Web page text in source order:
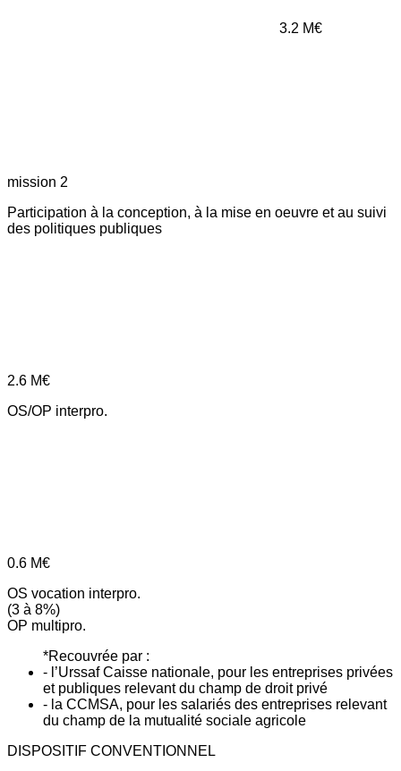
3.2 M€
mission 2
Participation à la conception, à la mise en oeuvre et au suivi
des politiques publiques
2.6 M€
OS/OP interpro.
0.6 M€
OS vocation interpro.
(3 à 8%)
OP multipro.
*Recouvrée par :
- l’Urssaf Caisse nationale, pour les entreprises privées
et publiques relevant du champ de droit privé
- la CCMSA, pour les salariés des entreprises relevant
du champ de la mutualité sociale agricole
DISPOSITIF CONVENTIONNEL